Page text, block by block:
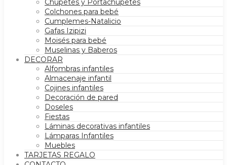
Chupetes y Portachupetes
Colchones para bebé
Cumplemes-Natalicio
Gafas Izipizi
Moisés para bebé
Muselinas y Baberos
DECORAR
Alfombras infantiles
Almacenaje infantil
Cojines infantiles
Decoración de pared
Doseles
Fiestas
Láminas decorativas infantiles
Lámparas Infantiles
Muebles
TARJETAS REGALO